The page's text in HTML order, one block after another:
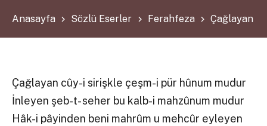
Anasayfa Sözlü Eserler Ferahfeza Çağlayan
Çağlayan cûy-i sirişkle çeşm-i pür hûnum mudur
İnleyen şeb-t- seher bu kalb-i mahzûnum mudur
Hâk-i pâyinden beni mahrûm u mehcûr eyleyen